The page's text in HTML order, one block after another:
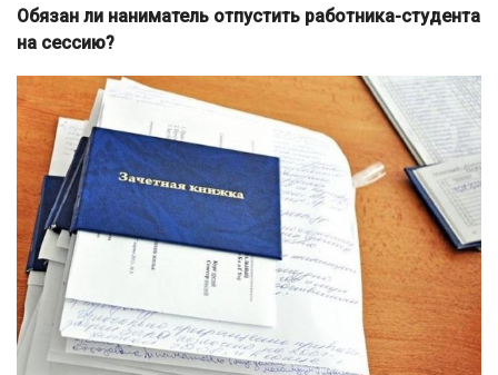
Обязан ли наниматель отпустить работника-студента
на сессию?